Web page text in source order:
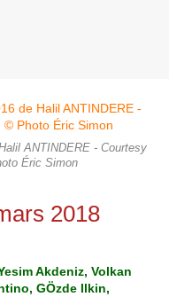
ANTINDERE - Courtesy
Éric Simon
2018
Akdeniz, Volkan
GÖzde Ilkin,